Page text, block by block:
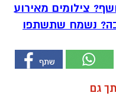
צילומים מאירוע
נשמח שתשתפו
גם